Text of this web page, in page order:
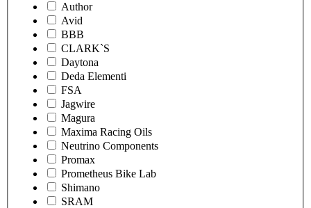
Author
Avid
BBB
CLARK`S
Daytona
Deda Elementi
FSA
Jagwire
Magura
Maxima Racing Oils
Neutrino Components
Promax
Prometheus Bike Lab
Shimano
SRAM